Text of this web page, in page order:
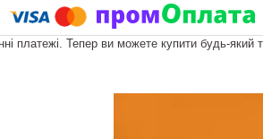
платежі. Тепер ви можете купити будь-який